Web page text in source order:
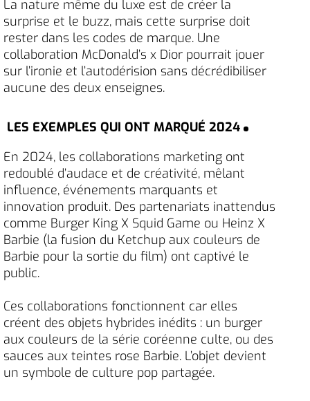
La nature même du luxe est de créer la
surprise et le buzz, mais cette surprise doit
rester dans les codes de marque. Une
collaboration McDonald’s x Dior pourrait jouer
sur l’ironie et l’autodérision sans décrédibiliser
aucune des deux enseignes.
LES EXEMPLES QUI ONT MARQUÉ 2024
En 2024, les collaborations marketing ont
redoublé d’audace et de créativité, mêlant
influence, événements marquants et
innovation produit. Des partenariats inattendus
comme Burger King X Squid Game ou Heinz X
Barbie (la fusion du Ketchup aux couleurs de
Barbie pour la sortie du film) ont captivé le
public.
Ces collaborations fonctionnent car elles
créent des objets hybrides inédits : un burger
aux couleurs de la série coréenne culte, ou des
sauces aux teintes rose Barbie. L’objet devient
un symbole de culture pop partagée.